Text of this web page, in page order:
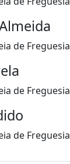
de Freguesia
de Freguesia
de Freguesia